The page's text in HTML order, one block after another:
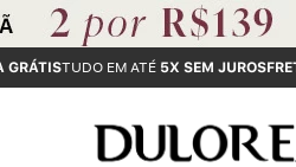
GRÁTISTUDO EM ATÉ 5X SEM JUROS